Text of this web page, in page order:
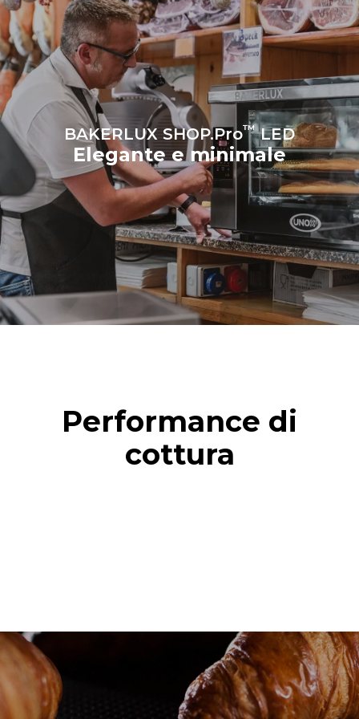
esso è collegato; queste
ultime possono essere
azzerate scegliendo di
acquistare energia
prodotta da fonti
rinnovabili.Greenhouse
Gas Protocol
BAKERLUX SHOP.Pro™LED
Elegante e minimale
Performance di
cottura